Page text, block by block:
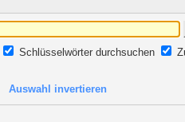
Schlüsselwörter durchsuchen
Auswahl invertieren